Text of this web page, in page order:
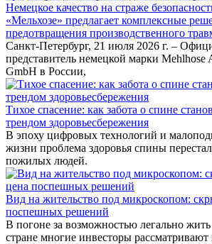
Немецкое качество на страже
«Мельхозе» предлагает комплексные
предотвращения производственного
Санкт-Петербург, 21 июля 2026 г. –
представитель немецкой марки Mehlhose
GmbH в России,
Тихое спасение: как забота о спине
трендом здоровьесбережения
В эпоху цифровых технологий и
жизни проблема здоровья спины
пожилых людей.
Вид на жительство под микроскопом:
поспешных решений
В погоне за возможностью легально жить
стране многие инвесторы